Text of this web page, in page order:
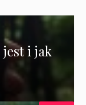
i jak